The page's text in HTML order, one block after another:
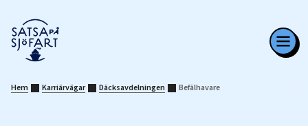
Hem Karriärvägar Däcksavdelningen Befälhavare